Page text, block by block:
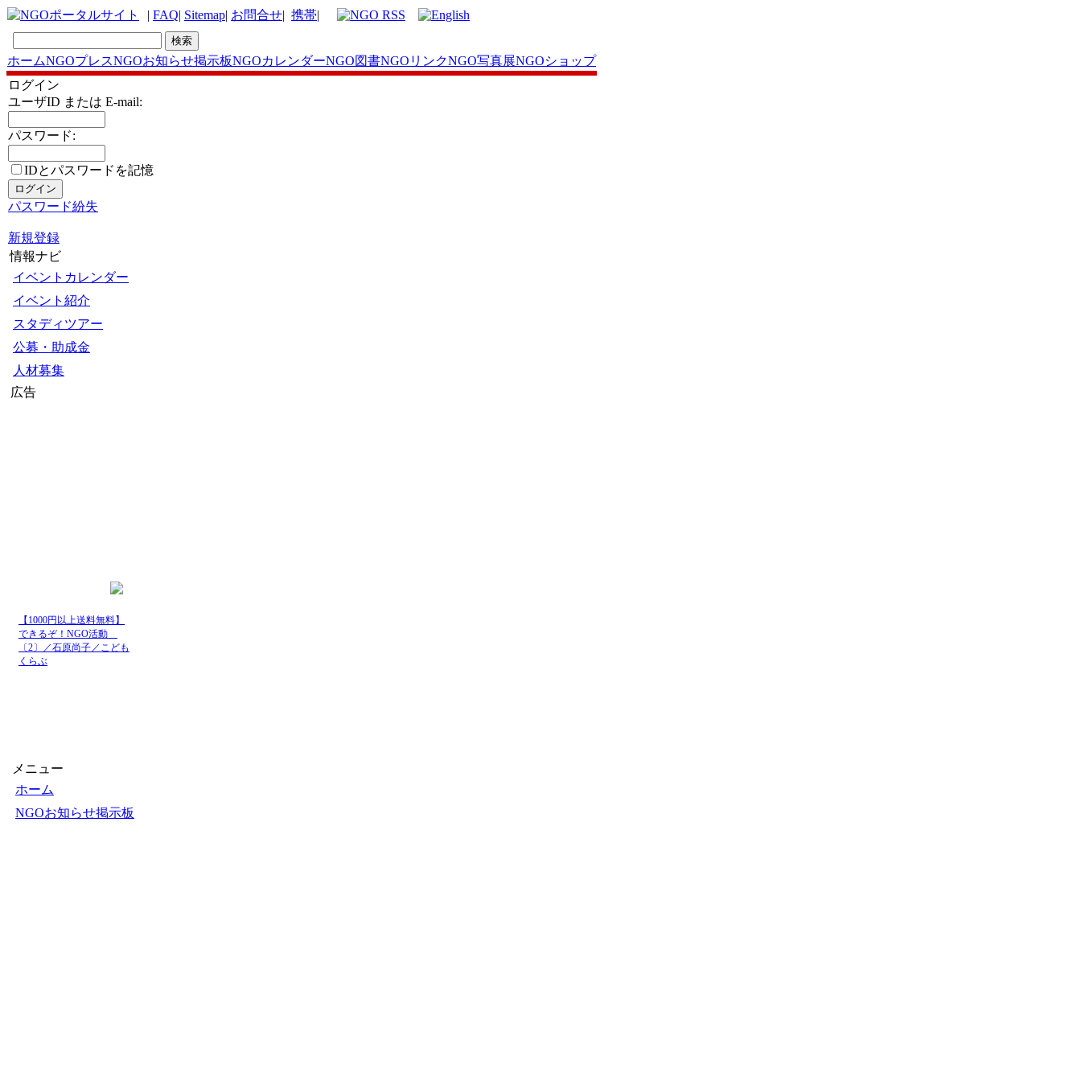
| FAQ| Sitemap| お問合せ| 携帯|
ホームNGOプレスNGOお知らせ掲示板NGOカレンダーNGO図書NGOリンクNGO写真展NGOショップ
ログイン
ユーザID または E-mail:
パスワード:
IDとパスワードを記憶
パスワード紛失
新規登録
情報ナビ
イベントカレンダー
イベント紹介
スタディツアー
公募・助成金
人材募集
広告
【1000円以上送料無料】
できるぞ！NGO活動
〔2〕／石原尚子／こども
くらぶ
メニュー
ホーム
NGOお知らせ掲示板